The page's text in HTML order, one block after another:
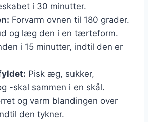
i 30 minutter.
Forvarm ovnen til 180 grader.
og læg den i en tærteform.
i 15 minutter, indtil den er
Pisk æg, sukker,
-skal sammen i en skål.
og varm blandingen over
den tykner.